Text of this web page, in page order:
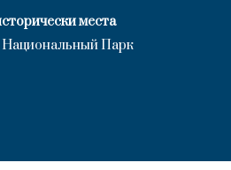
места
Парк